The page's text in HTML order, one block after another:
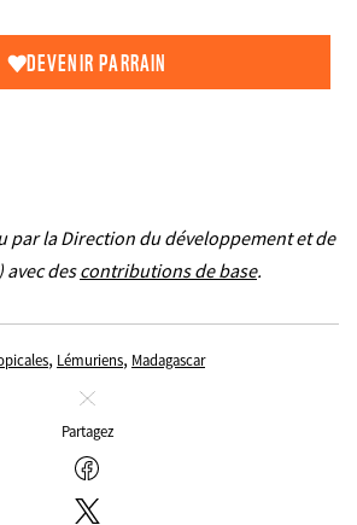
DEVENIR PARRAIN
par la Direction du développement et de
avec descontributions de base.
, Lémuriens, Madagascar
Fermer
Partagez
Facebook
Twitter